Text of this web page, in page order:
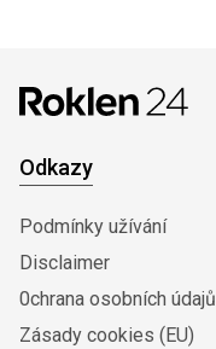
Odkazy
Podmínky užívání
Disclaimer
0chrana osobních údajů
Zásady cookies (EU)